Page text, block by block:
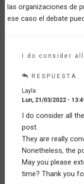
las organizaciones de
ese caso el debate
I do consider
RESPUESTA
Layla
Lun, 21/03/2022 -
respuesta
a
Reflexiones
sobre
Agricultura
Familiar
I do consider all
post.
They are really
Nonetheless, the
May you please
time? Thank you